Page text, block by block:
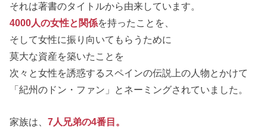
それは著書のタイトルから由来しています。
4000人の女性と関係を持ったことを、
そして女性に振り向いてもらうために
莫大な資産を築いたことを
次々と女性を誘惑するスペインの伝説上の人物とかけて
「紀州のドン・ファン」とネーミングされていました。
家族は、7人兄弟の4番目。